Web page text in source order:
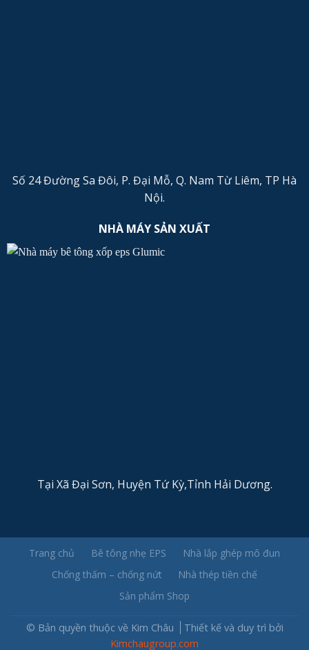
Số 24 Đường Sa Đôi, P. Đại Mỗ, Q. Nam Từ Liêm, TP Hà
Nội.
NHÀ MÁY SẢN XUẤT
Tại Xã Đại Sơn, Huyện Tứ Kỳ,Tỉnh Hải Dương.
Trang chủ Bê tông nhẹ EPS
Nhà lắp ghép mô đun
Chống thấm – chống nứt
Nhà thép tiền chế
Sản phẩm Shop
© Bản quyền thuộc về Kim Châu
Thiết kế và duy trì bởi
Kimchaugroup.com